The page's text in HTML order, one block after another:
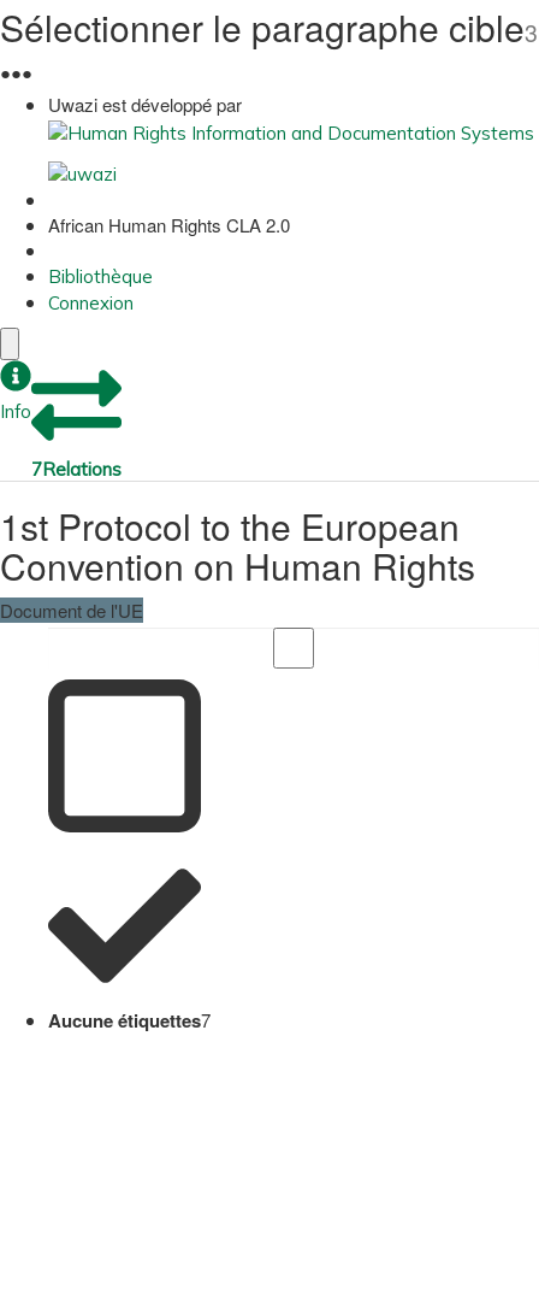
Sélectionner le paragraphe cible3
●●●
Uwazi est développé par
African Human Rights CLA 2.0
Bibliothèque
Connexion
Info
7Relations
1st Protocol to the European
Convention on Human Rights
Document de l'UE
Aucune étiquettes7